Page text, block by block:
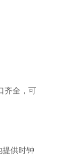
齐全，可
提供时钟